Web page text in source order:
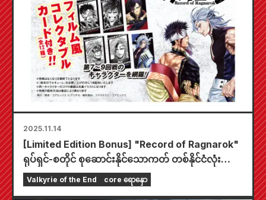
2025.11.14
[Limited Edition Bonus] "Record of Ragnarok"
ရုပ်ရှင်-စတိုင် စုဆောင်းနိုင်သောကတ် တစ်နိုင်ငံလုံး
စာအုပ်ဆိုင်ပြပွဲတွင် ပါ၀င်သည်
Valkyrie of the End core ရောနှော